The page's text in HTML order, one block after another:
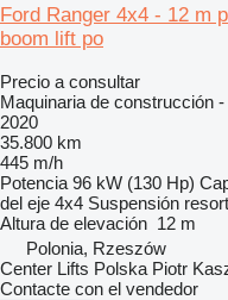
Ford Ranger 4x4 - 12 m
boom lift po
Precio a consultar
Maquinaria de construcción
2020
35.800 km
445 m/h
Potencia 96 kW (130 Hp)
del eje 4x4 Suspensión
Altura de elevación 12 m
Polonia, Rzeszów
Center Lifts Polska Piotr
Contacte con el vendedor